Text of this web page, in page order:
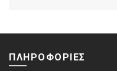
ΠΛΗΡΟΦΟΡΙΕΣ